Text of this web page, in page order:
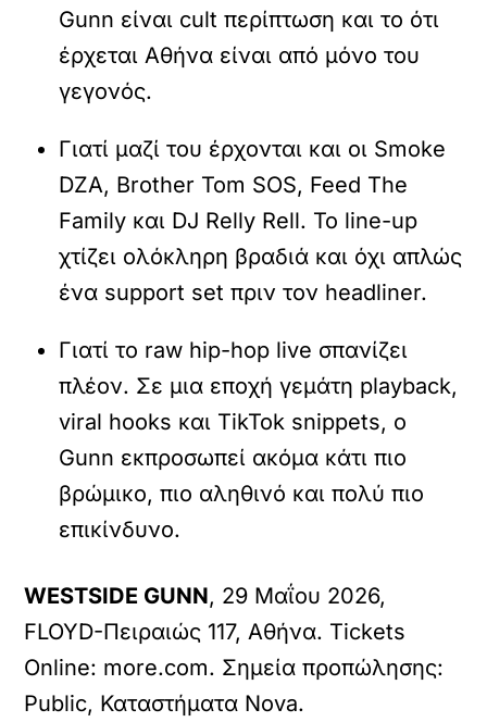
Gunn είναι cult περίπτωση και το ότι
έρχεται Αθήνα είναι από μόνο του
γεγονός.
Γιατί μαζί του έρχονται και οι Smoke
DZA, Brother Tom SOS, Feed The
Family και DJ Relly Rell. Το line-up
χτίζει ολόκληρη βραδιά και όχι απλώς
ένα support set πριν τον headliner.
Γιατί το raw hip-hop live σπανίζει
πλέον. Σε μια εποχή γεμάτη playback,
viral hooks και TikTok snippets, ο
Gunn εκπροσωπεί ακόμα κάτι πιο
βρώμικο, πιο αληθινό και πολύ πιο
επικίνδυνο.
WESTSIDE GUNN, 29 Μαΐου 2026,
FLOYD-Πειραιώς 117, Αθήνα. Tickets
Online: more.com. Σημεία προπώλησης:
Public, Καταστήματα Nova.